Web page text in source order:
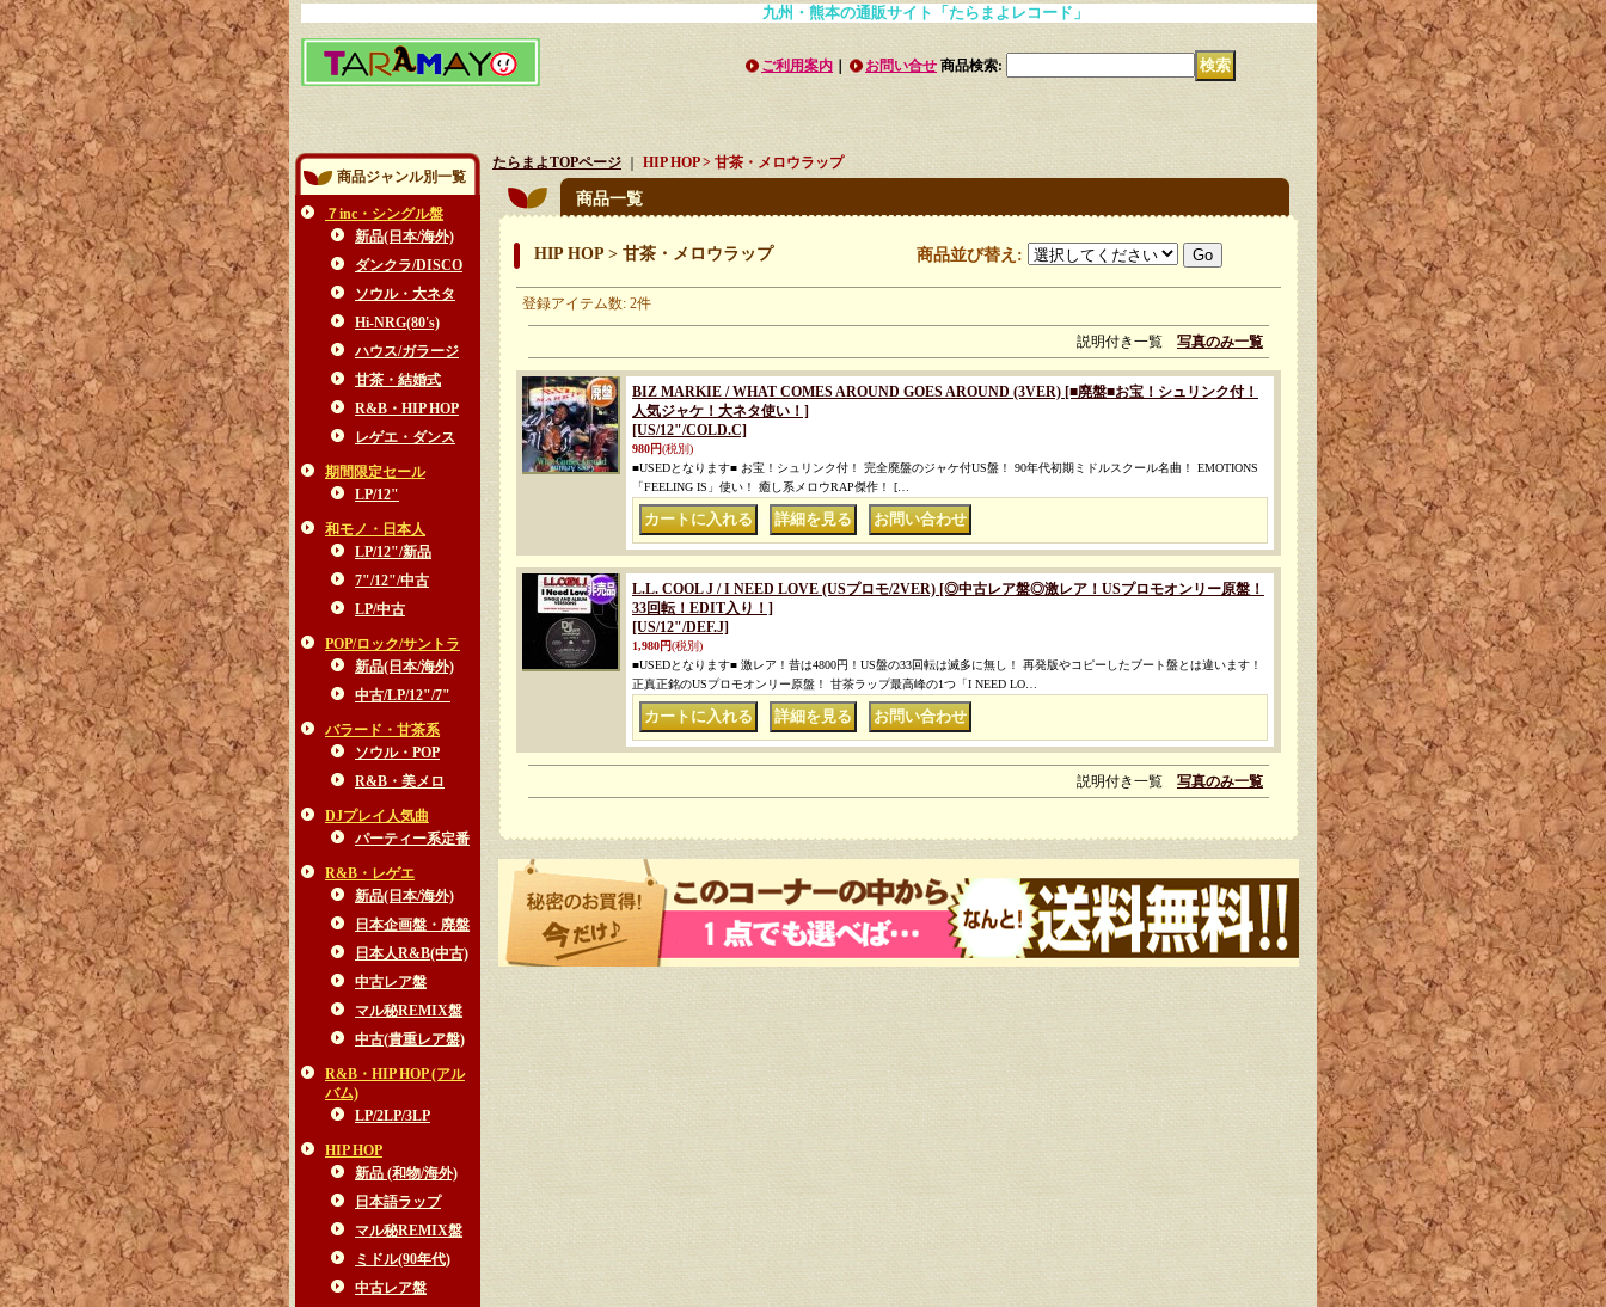
九州・熊本の通販サイト「たらまよレコード」
ご利用案内 お問い合せ 商品検索:
商品ジャンル別一覧
７inc・シングル盤
新品(日本/海外)
ダンクラ/DISCO
ソウル・大ネタ
Hi-NRG(80's)
ハウス/ガラージ
甘茶・結婚式
R&B・HIP HOP
レゲエ・ダンス
期間限定セール
LP/12"
和モノ・日本人
LP/12"/新品
7"/12"/中古
LP/中古
POP/ロック/サントラ
新品(日本/海外)
中古/LP/12"/7"
バラード・甘茶系
ソウル・POP
R&B・美メロ
DJプレイ人気曲
パーティー系定番
R&B・レゲエ
新品(日本/海外)
日本企画盤・廃盤
日本人R&B(中古)
中古レア盤
マル秘REMIX盤
中古(貴重レア盤)
R&B・HIP HOP (アル
バム)
LP/2LP/3LP
HIP HOP
新品 (和物/海外)
日本語ラップ
マル秘REMIX盤
ミドル(90年代)
中古レア盤
たらまよTOPページ｜ HIP HOP > 甘茶・メロウラップ
商品一覧
HIP HOP > 甘茶・メロウラップ 商品並び替え :
登録アイテム数: 2件
説明付き一覧 写真のみ一覧
BIZ MARKIE / WHAT COMES AROUND GOES AROUND (3VER) [■廃盤■お宝！シュリンク付！
人気ジャケ！大ネタ使い！]
[US/12"/COLD.C]
980円(税別)
■USEDとなります■ お宝！シュリンク付！ 完全廃盤のジャケ付US盤！ 90年代初期ミドルスクール名曲！ EMOTIONS
「FEELING IS」使い！ 癒し系メロウRAP傑作！ […
L.L. COOL J / I NEED LOVE (USプロモ/2VER) [◎中古レア盤◎激レア！USプロモオンリー原盤！
33回転！EDIT入り！]
[US/12"/DEF.J]
1,980円(税別)
■USEDとなります■ 激レア！昔は4800円！US盤の33回転は滅多に無し！ 再発版やコピーしたブート盤とは違います！
正真正銘のUSプロモオンリー原盤！ 甘茶ラップ最高峰の1つ「I NEED LO…
説明付き一覧 写真のみ一覧